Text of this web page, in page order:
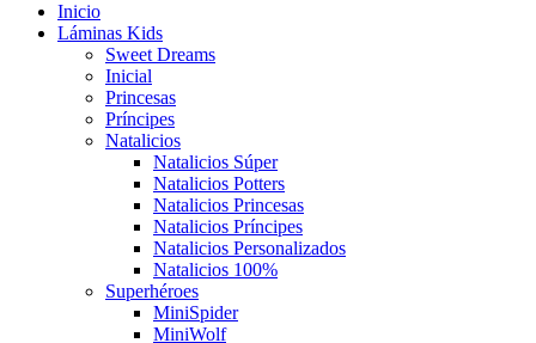
Inicio
Láminas Kids
Sweet Dreams
Inicial
Princesas
Príncipes
Natalicios
Natalicios Súper
Natalicios Potters
Natalicios Princesas
Natalicios Príncipes
Natalicios Personalizados
Natalicios 100%
Superhéroes
MiniSpider
MiniWolf